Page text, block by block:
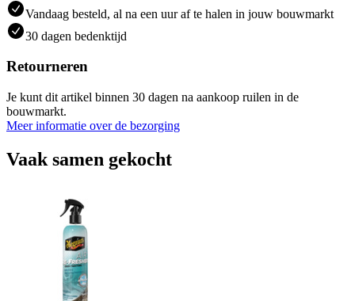
Vandaag besteld, al na een uur af te halen in jouw bouwmarkt
30 dagen bedenktijd
Retourneren
Je kunt dit artikel binnen 30 dagen na aankoop ruilen in de
bouwmarkt.
Meer informatie over de bezorging
Vaak samen gekocht